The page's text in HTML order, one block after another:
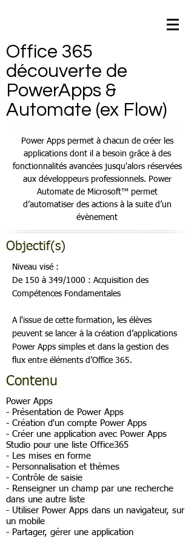
Office 365
découverte de
PowerApps &
Automate (ex Flow)
Power Apps permet à chacun de créer les
applications dont il a besoin grâce à des
fonctionnalités avancées jusqu'alors réservées
aux développeurs professionnels. Power
Automate de Microsoft™ permet
d’automatiser des actions à la suite d’un
évènement
Objectif(s)
Niveau visé :
De 150 à 349/1000 : Acquisition des
Compétences Fondamentales
A l'issue de cette formation, les élèves
peuvent se lancer à la création d’applications
Power Apps simples et dans la gestion des
flux entre éléments d’Office 365.
Contenu
Power Apps
- Présentation de Power Apps
- Création d'un compte Power Apps
- Créer une application avec Power Apps
Studio pour une liste Office365
- Les mises en forme
- Personnalisation et thèmes
- Contrôle de saisie
- Renseigner un champ par une recherche
dans une autre liste
- Utiliser Power Apps dans un navigateur, sur
un mobile
- Partager, gérer une application